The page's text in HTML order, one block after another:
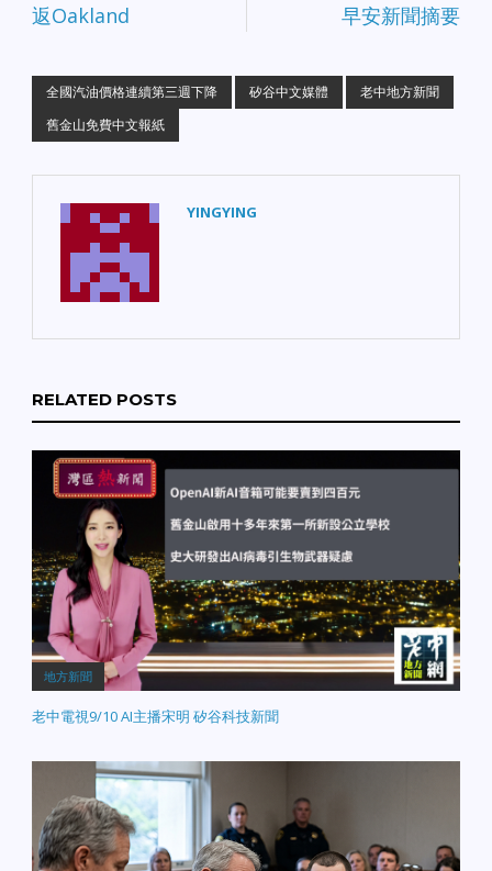
返Oakland
早安新聞摘要
全國汽油價格連續第三週下降 矽谷中文媒體
老中地方新聞
舊金山免費中文報紙
YINGYING
RELATED POSTS
地方新聞
老中電視9/10 AI主播宋明 矽谷科技新聞